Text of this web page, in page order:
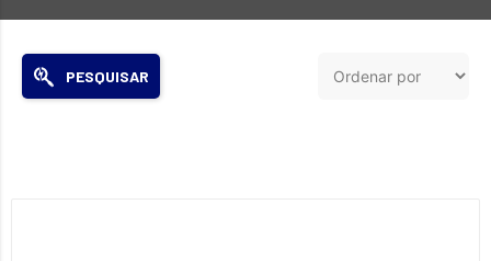
PESQUISAR